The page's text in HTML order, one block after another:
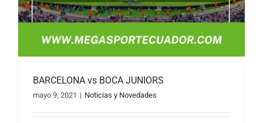
BARCELONA vs BOCA JUNIORS
mayo 9, 2021 | Noticias y Novedades